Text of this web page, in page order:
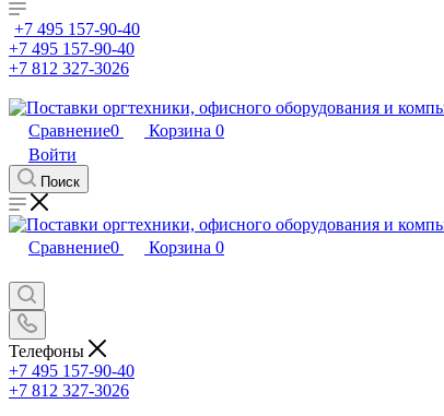
+7 495 157-90-40
+7 495 157-90-40
+7 812 327-3026
Сравнение0 Корзина 0
Войти
Поиск
Сравнение0 Корзина 0
Телефоны
+7 495 157-90-40
+7 812 327-3026